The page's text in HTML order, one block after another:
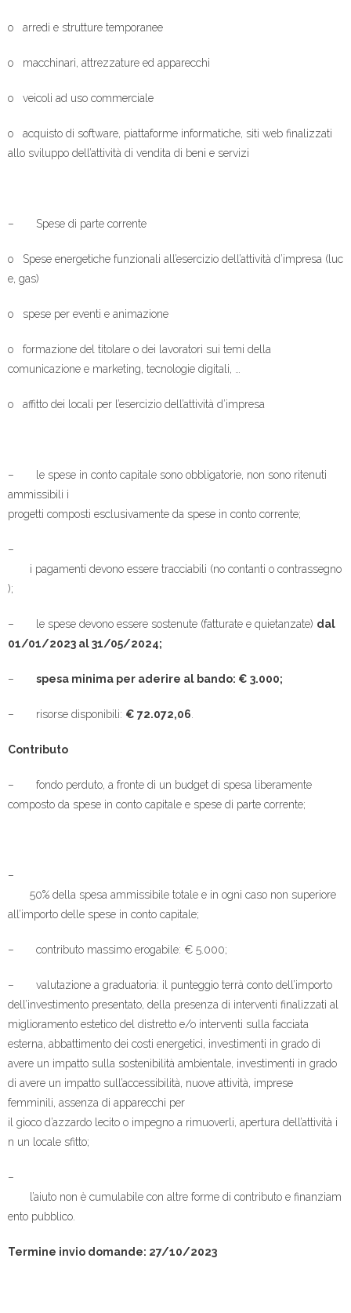
o arredi e strutture temporanee
o macchinari, attrezzature ed apparecchi
o veicoli ad uso commerciale
o acquisto di software, piattaforme informatiche, siti web finalizzati
allo sviluppo dell’attività di vendita di beni e servizi
– Spese di parte corrente
o Spese energetiche funzionali all’esercizio dell’attività d’impresa (luc
e, gas)
o spese per eventi e animazione
o formazione del titolare o dei lavoratori sui temi della
comunicazione e marketing, tecnologie digitali, …
o affitto dei locali per l’esercizio dell’attività d’impresa
– le spese in conto capitale sono obbligatorie, non sono ritenuti
ammissibili i
progetti composti esclusivamente da spese in conto corrente;
–
i pagamenti devono essere tracciabili (no contanti o contrassegno
);
– le spese devono essere sostenute (fatturate e quietanzate) dal
01/01/2023 al 31/05/2024;
– spesa minima per aderire al bando: € 3.000;
– risorse disponibili: € 72.072,06
Contributo
– fondo perduto, a fronte di un budget di spesa liberamente
composto da spese in conto capitale e spese di parte corrente;
–
50% della spesa ammissibile totale e in ogni caso non superiore
all’importo delle spese in conto capitale;
– contributo massimo erogabile: € 5.000;
– valutazione a graduatoria: il punteggio terrà conto dell’importo
dell’investimento presentato, della presenza di interventi finalizzati al
miglioramento estetico del distretto e/o interventi sulla facciata
esterna, abbattimento dei costi energetici, investimenti in grado di
avere un impatto sulla sostenibilità ambientale, investimenti in grado
di avere un impatto sull’accessibilità, nuove attività, imprese
femminili, assenza di apparecchi per
il gioco d’azzardo lecito o impegno a rimuoverli, apertura dell’attività i
n un locale sfitto;
–
l’aiuto non è cumulabile con altre forme di contributo e finanziam
ento pubblico.
Termine invio domande: 27/10/2023